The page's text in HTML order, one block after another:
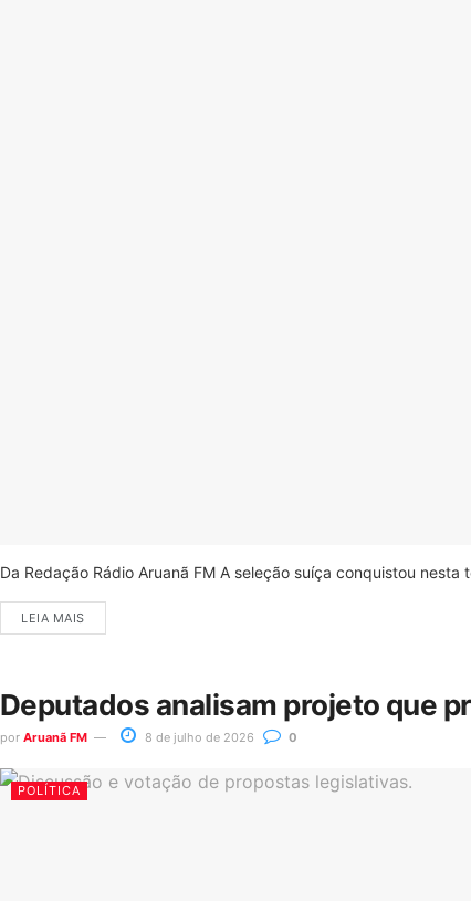
Da Redação Rádio Aruanã FM A seleção suíça conquistou
LEIA MAIS
Deputados analisam projeto que
por Aruanã FM 8 de julho de 2026 0
POLÍTICA